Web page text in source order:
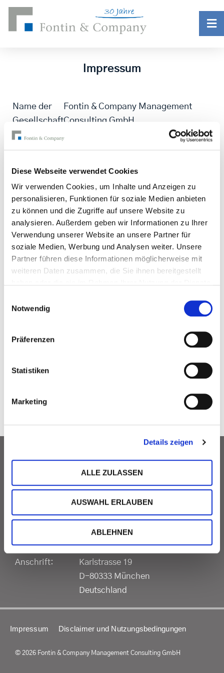
Diese Webseite verwendet Cookies
Wir verwenden Cookies, um Inhalte und Anzeigen zu
personalisieren, Funktionen für soziale Medien anbieten
zu können und die Zugriffe auf unsere Website zu
analysieren. Außerdem geben wir Informationen zu Ihrer
Verwendung unserer Website an unsere Partner für
soziale Medien, Werbung und Analysen weiter. Unsere
Partner führen diese Informationen möglicherweise mit
weiteren Daten zusammen, die Sie ihnen bereitgestellt
Notwendig
Präferenzen
Statistiken
Marketing
Details zeigen
ALLE ZULASSEN
AUSWAHL ERLAUBEN
ABLEHNEN
Impressum
Name der
Gesellschaft
Fontin & Company Management
Consulting GmbH
Deutschland
Tel. +49 89 286 888-0
Fax +49 89 286 888-99
E-mail:info@fontin.com
HR
Nummer
HRB 134560
Amtsgericht München
Geschäftsführer
Management Consulting
GmbH
Telefon:
+49 89 286 888-0
+49 89 286 888-99
E-Mail:
info@fontin.com
Anschrift:
Karlstrasse 19
D-80333 München
Deutschland
Impressum Disclaimer und Nutzungsbedingungen
© 2026 Fontin & Company Management Consulting GmbH